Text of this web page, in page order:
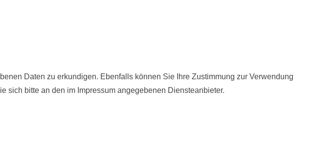
Daten zu erkundigen. Ebenfalls können Sie Ihre Zustimmung zur Verwendung
sich bitte an den im Impressum angegebenen Diensteanbieter.